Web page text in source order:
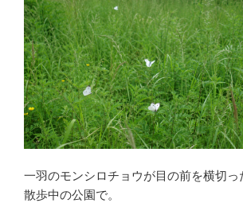
一羽のモンシロチョウが目の前を横切っ
散歩中の公園で。